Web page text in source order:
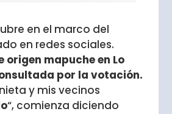
en el marco del
en redes sociales.
origen mapuche en Lo
por la votación.
y mis vecinos
“, comienza diciendo